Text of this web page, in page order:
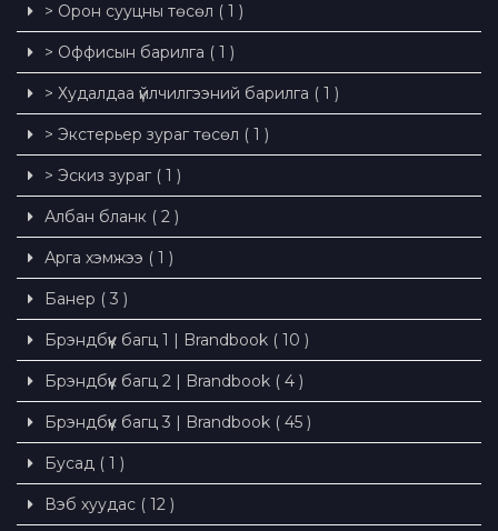
> Орон сууцны төсөл ( 1 )
> Оффисын барилга ( 1 )
> Худалдаа үйлчилгээний барилга ( 1 )
> Экстерьер зураг төсөл ( 1 )
> Эскиз зураг ( 1 )
Албан бланк ( 2 )
Арга хэмжээ ( 1 )
Банер ( 3 )
Брэндбүүк багц 1 | Brandbook ( 10 )
Брэндбүүк багц 2 | Brandbook ( 4 )
Брэндбүүк багц 3 | Brandbook ( 45 )
Бусад ( 1 )
Вэб хуудас ( 12 )